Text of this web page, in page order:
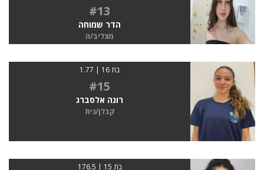
#13
הדר שמוחה
מצליב/ה
בת 16 | 1.77
#15
רונה אלסברג
קבלן/נית
בת 15 | 176.5